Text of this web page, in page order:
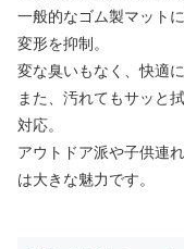
一般的なゴム製マット
変形を抑制。
変な臭いもなく、快適に
また、汚れてもサッと
対応。
アウトドア派や子供連
は大きな魅力です。